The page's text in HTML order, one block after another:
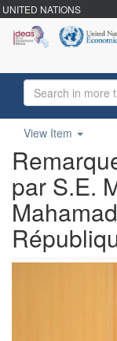
UNITED NATIONS
View Item
par S.E.